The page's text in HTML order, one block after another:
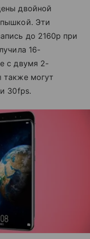
двойной
Эти
до 2160p при
16-
с двумя 2-
также могут
30fps.